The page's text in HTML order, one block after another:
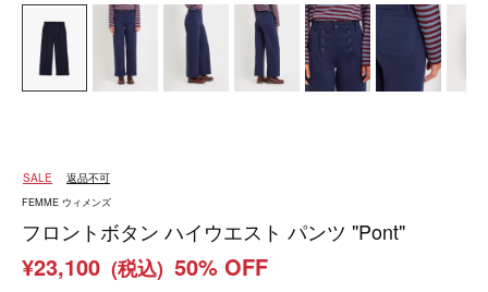
SALE 返品不可
FEMME ウィメンズ
フロントボタン ハイウエスト パンツ "Pont"
¥23,100 (税込) 50% OFF